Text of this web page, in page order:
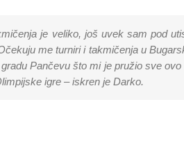
je veliko, još uvek sam pod
me turniri i takmičenja u
Pančevu što mi je pružio sve
igre – iskren je Darko.